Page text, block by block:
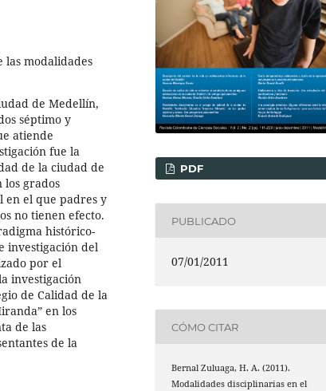
las modalidades
de Medellín,
séptimo y
atiende
fue la
de la ciudad de
los grados
en el que padres y
no tienen efecto.
histórico-
investigación del
por el
investigación
de Calidad de la
en los
de las
de la
PDF
PUBLICADO
07/01/2011
CÓMO CITAR
Bernal Zuluaga, H. A. (2011).
Modalidades disciplinarias en el